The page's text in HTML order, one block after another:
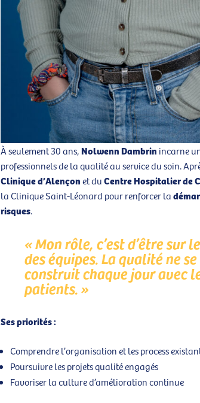
À seulement 30 ans,Nolwenn Dambrin incarne
professionnels de la qualité au service du soin.
Clinique d’Alençonet duCentre Hospitalier de
la Clinique Saint-Léonard pour renforcer la
risques.
« Mon rôle, c’est d’être sur
des équipes. La qualité ne
construit chaque jour avec
patients. »
Ses priorités :
Comprendre l’organisation et les process
Poursuivre les projets qualité engagés
Favoriser la culture d’amélioration continue